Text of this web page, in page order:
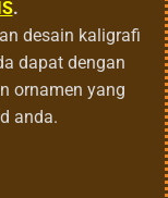
.
desain kaligrafi
dapat dengan
ornamen yang
anda.